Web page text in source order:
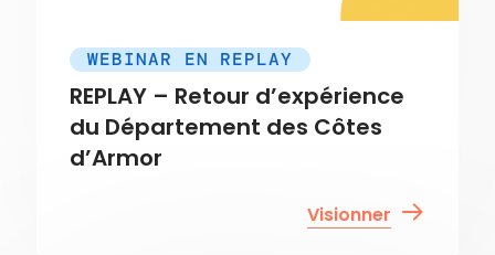
WEBINAR EN REPLAY
REPLAY – Retour d’expérience
du Département des Côtes
d’Armor
Visionner